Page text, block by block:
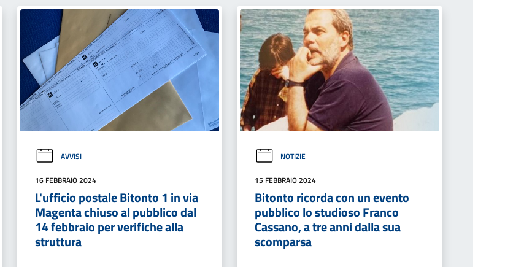
AVVISI
16 FEBBRAIO 2024
L'ufficio postale Bitonto 1 in via
Magenta chiuso al pubblico dal
14 febbraio per verifiche alla
struttura
NOTIZIE
15 FEBBRAIO 2024
Bitonto ricorda con un evento
pubblico lo studioso Franco
Cassano, a tre anni dalla sua
scomparsa